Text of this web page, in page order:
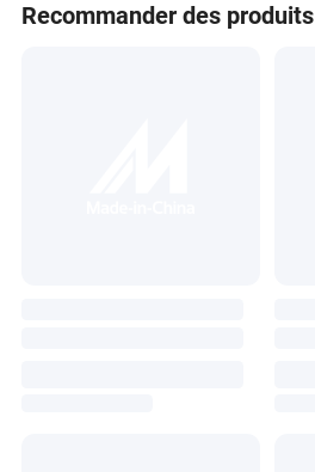
Recommander des produits